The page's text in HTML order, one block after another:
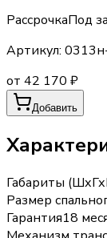
РассрочкаПод
Артикул:
от 42 170 ₽
Добавить
Габариты
Размер
Гарантия18